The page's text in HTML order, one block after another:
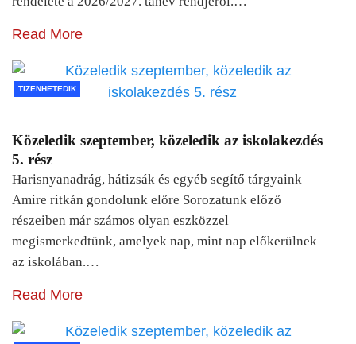
Read More
TIZENHETEDIK
Közeledik szeptember, közeledik az iskolakezdés
5. rész
Harisnyanadrág, hátizsák és egyéb segítő tárgyaink
Amire ritkán gondolunk előre Sorozatunk előző
részeiben már számos olyan eszközzel
megismerkedtünk, amelyek nap, mint nap előkerülnek
az iskolában.…
Read More